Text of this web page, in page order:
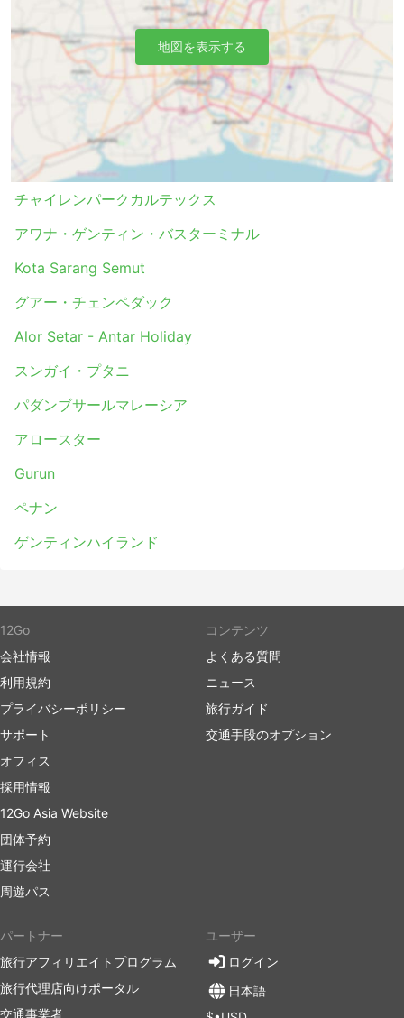
チャイレンパークカルテックス
アワナ・ゲンティン・バスターミナル
Kota Sarang Semut
グアー・チェンペダック
Alor Setar - Antar Holiday
スンガイ・プタニ
パダンブサールマレーシア
アロースター
Gurun
ペナン
ゲンティンハイランド
地図を表示する
12Go
会社情報
利用規約
プライバシーポリシー
サポート
オフィス
採用情報
12Go Asia Website
団体予約
運行会社
周遊パス
コンテンツ
よくある質問
ニュース
旅行ガイド
交通手段のオプション
パートナー
旅行アフィリエイトプログラム
旅行代理店向けポータル
交通事業者
ユーザー
ログイン
日本語